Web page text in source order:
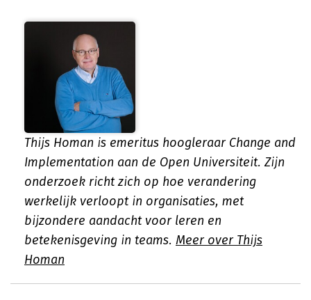
Thijs Homan is emeritus hoogleraar Change and
Implementation aan de Open Universiteit. Zijn
onderzoek richt zich op hoe verandering
werkelijk verloopt in organisaties, met
bijzondere aandacht voor leren en
betekenisgeving in teams. Meer over Thijs
Homan